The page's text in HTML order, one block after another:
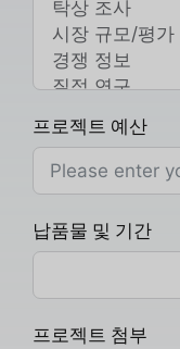
프로젝트 예산
납품물 및 기간
프로젝트 첨부